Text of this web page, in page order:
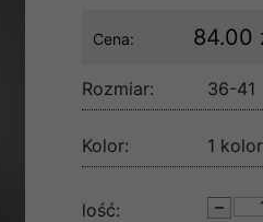
Cena: 84.00
Rozmiar: 36-41
Kolor: 1 kolor
lość: